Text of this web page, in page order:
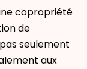
copropriété
de
seulement
aux